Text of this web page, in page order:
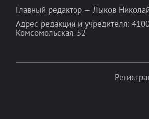
Главный редактор — Лыков
Адрес редакции и учредителя:
Комсомольская, 52